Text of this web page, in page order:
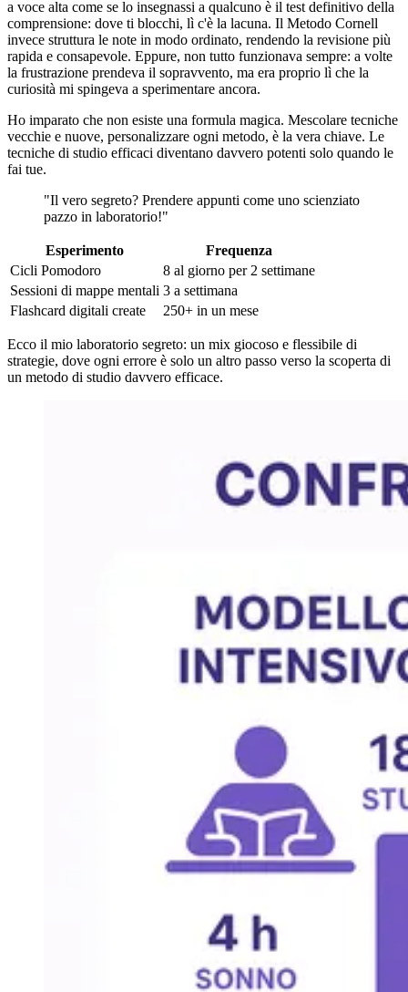
a voce alta come se lo insegnassi a qualcuno è il test definitivo della
comprensione: dove ti blocchi, lì c'è la lacuna. Il Metodo Cornell
invece struttura le note in modo ordinato, rendendo la revisione più
rapida e consapevole. Eppure, non tutto funzionava sempre: a volte
la frustrazione prendeva il sopravvento, ma era proprio lì che la
curiosità mi spingeva a sperimentare ancora.
Ho imparato che non esiste una formula magica. Mescolare tecniche
vecchie e nuove, personalizzare ogni metodo, è la vera chiave. Le
tecniche di studio efficaci diventano davvero potenti solo quando le
fai tue.
"Il vero segreto? Prendere appunti come uno scienziato
pazzo in laboratorio!"
Esperimento
Frequenza
Cicli Pomodoro
8 al giorno per 2 settimane
Sessioni di mappe mentali 3 a settimana
Flashcard digitali create
250+ in un mese
Ecco il mio laboratorio segreto: un mix giocoso e flessibile di
strategie, dove ogni errore è solo un altro passo verso la scoperta di
un metodo di studio davvero efficace.